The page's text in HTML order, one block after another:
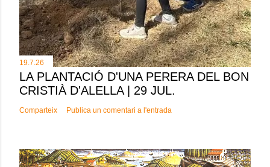
19.7.26
LA PLANTACIÓ D'UNA PERERA DEL BON
CRISTIÀ D'ALELLA | 29 JUL.
Comparteix Publica un comentari a l'entrada